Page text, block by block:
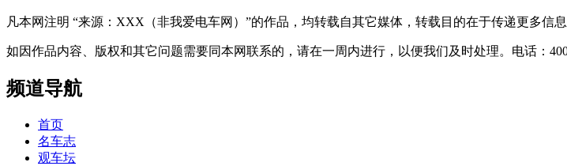
凡本网注明 “来源：XXX（非我爱电车网）”的作品，均转载自其它媒体，转载目的在于传递更多信
如因作品内容、版权和其它问题需要同本网联系的，请在一周内进行，以便我们及时处理。电话：400-
频道导航
首页
名车志
观车坛